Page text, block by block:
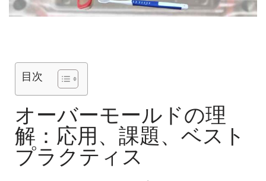
目次
オーバーモールドの理
解：応用、課題、ベスト
プラクティス